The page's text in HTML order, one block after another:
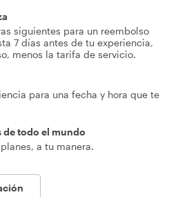
siguientes para un reembolso
7 días antes de tu experiencia,
menos la tarifa de servicio.
para una fecha y hora que te
todo el mundo
a tu manera.